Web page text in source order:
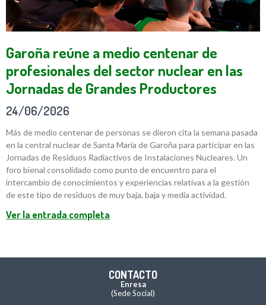
Garoña reúne a medio centenar de
profesionales del sector nuclear en las
Jornadas de Grandes Productores
24/06/2026
Más de medio centenar de personas se dieron cita la semana pasada
en la central nuclear de Santa María de Garoña para participar en las
Jornadas de Residuos Radiactivos de Instalaciones Nucleares. Un
foro bienal consolidado como punto de encuentro para el
intercambio de conocimientos y experiencias relativas a la gestión
de este tipo de residuos de muy baja, baja y media actividad.
Ver la entrada completa
CONTACTO
Enresa
(Sede Social)